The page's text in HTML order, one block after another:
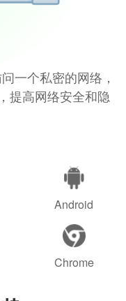
一个私密的网络，
提高网络安全和隐
Android
Chrome